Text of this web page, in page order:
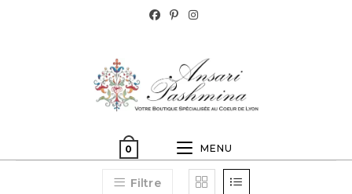
0 MENU
Filtre